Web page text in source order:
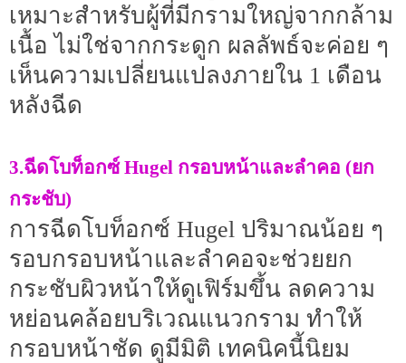
เหมาะสำหรับผู้ที่มีกรามใหญ่จากกล้าม
เนื้อ ไม่ใช่จากกระดูก ผลลัพธ์จะค่อย ๆ
เห็นความเปลี่ยนแปลงภายใน 1 เดือน
หลังฉีด
3.ฉีดโบท็อกซ์ Hugel กรอบหน้าและลำคอ (ยก
กระชับ)
การฉีดโบท็อกซ์ Hugel ปริมาณน้อย ๆ
รอบกรอบหน้าและลำคอจะช่วยยก
กระชับผิวหน้าให้ดูเฟิร์มขึ้น ลดความ
หย่อนคล้อยบริเวณแนวกราม ทำให้
กรอบหน้าชัด ดูมีมิติ เทคนิคนี้นิยม